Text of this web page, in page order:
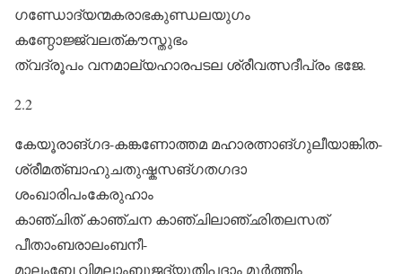
ഗണ്ഡോദ്യന്മകരാഭകുണ്ഡലയുഗം
കണ്ഠോജ്ജ്വലത്കൗസ്തുഭം
ത്വദ്രൂ‍പം വനമാല്യഹാരപടല ശ്രീവത്സദീപ്രം ഭജേ.
2.2
കേയൂരാങ്ഗദ-കങ്കണോത്തമ മഹാരത്നാങ്ഗുലീയാങ്കിത-
ശ്രീമത്ബാഹുചതുഷ്കസങ്ഗതഗദാ
ശംഖാരിപംകേരുഹാം
കാഞ്ചിത് കാഞ്ചന കാഞ്ചിലാഞ്‌ഛിതലസത്
പീതാംബരാലംബനീ-
മാലംബേ വിമലാംബുജദ്യുതിപദാം മൂർത്തിം